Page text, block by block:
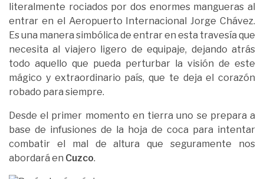
literalmente rociados por dos enormes mangueras al
entrar en el Aeropuerto Internacional Jorge Chávez.
Es una manera simbólica de entrar en esta travesía que
necesita al viajero ligero de equipaje, dejando atrás
todo aquello que pueda perturbar la visión de este
mágico y extraordinario país, que te deja el corazón
robado para siempre.
Desde el primer momento en tierra uno se prepara a
base de infusiones de la hoja de coca para intentar
combatir el mal de altura que seguramente nos
abordará en Cuzco.